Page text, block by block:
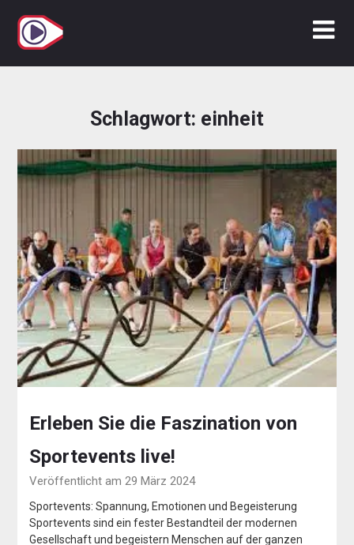
Inhalt
springen
Schlagwort: einheit
Erleben Sie die Faszination von
Sportevents live!
Veröffentlicht am 29 März 2024
Sportevents: Spannung, Emotionen und Begeisterung
Sportevents sind ein fester Bestandteil der modernen
Gesellschaft und begeistern Menschen auf der ganzen